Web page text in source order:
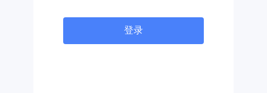
登录